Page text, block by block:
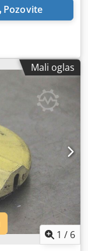
Pozovite
Mali oglas
1 / 6